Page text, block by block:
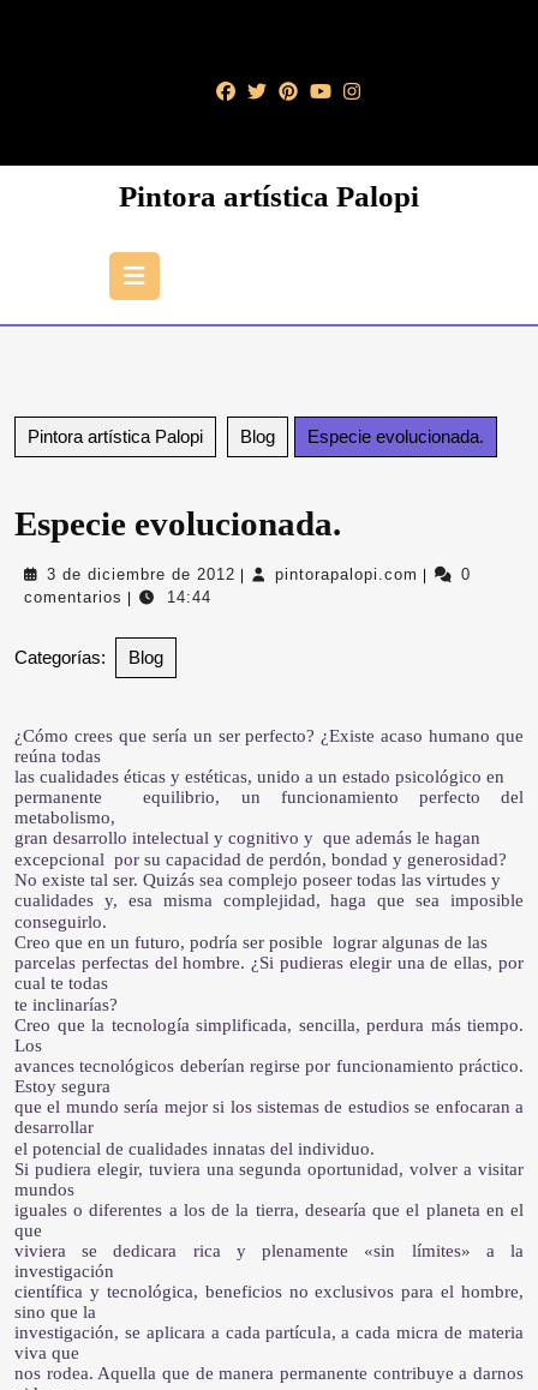
Pintora artística Palopi
Botón
Pintora artística Palopi Blog Especie evolucionada.
Especie evolucionada.
3 de diciembre de 2012 3
pintorapalopi.com
0
comentarios
14:44
Categorías: Blog
¿Cómo crees que sería un ser perfecto? ¿Existe acaso humano que
reúna todas
las cualidades éticas y estéticas, unido a un estado psicológico en
permanente equilibrio, un funcionamiento perfecto del
metabolismo,
gran desarrollo intelectual y cognitivo y que además le hagan
excepcional por su capacidad de perdón, bondad y generosidad?
No existe tal ser. Quizás sea complejo poseer todas las virtudes y
cualidades y, esa misma complejidad, haga que sea imposible
conseguirlo.
Creo que en un futuro, podría ser posible lograr algunas de las
parcelas perfectas del hombre. ¿Si pudieras elegir una de ellas, por
cual te todas
te inclinarías?
Creo que la tecnología simplificada, sencilla, perdura más tiempo.
Los
avances tecnológicos deberían regirse por funcionamiento práctico.
Estoy segura
que el mundo sería mejor si los sistemas de estudios se enfocaran a
desarrollar
el potencial de cualidades innatas del individuo.
Si pudiera elegir, tuviera una segunda oportunidad, volver a visitar
mundos
iguales o diferentes a los de la tierra, desearía que el planeta en el
que
viviera se dedicara rica y plenamente «sin límites» a la
investigación
científica y tecnológica, beneficios no exclusivos para el hombre,
sino que la
investigación, se aplicara a cada partícula, a cada micra de materia
viva que
nos rodea. Aquella que de manera permanente contribuye a darnos